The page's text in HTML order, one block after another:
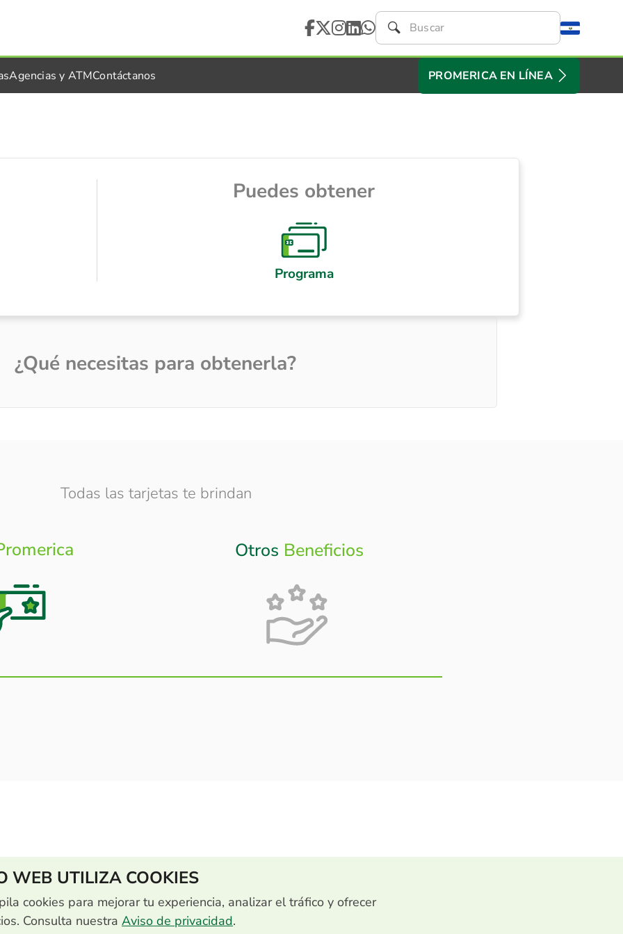
Agencias y ATMContáctanos PROMERICA EN LÍNEA
Puedes obtener
Programa
¿Qué necesitas para obtenerla?
Todas las tarjetas te brindan
Otros Beneficios
WEB UTILIZA COOKIES
cookies para mejorar tu experiencia, analizar el tráfico y ofrecer
Consulta nuestra Aviso de privacidad.